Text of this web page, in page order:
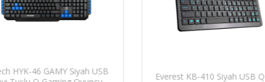
HYK-46 GAMY Siyah USB
Everest KB-410 Siyah USB